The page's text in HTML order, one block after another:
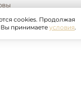
cookies. Продолжая
Вы принимаетеусловия.